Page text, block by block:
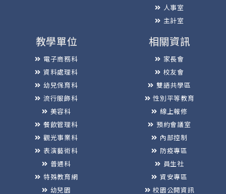
人事室
主計室
教學單位
電子商務科
資料處理科
幼兒保育科
流行服飾科
美容科
餐飲管理科
觀光事業科
表演藝術科
普通科
特殊教育網
幼兒園
相關資訊
家長會
校友會
雙語共學區
性別平等教育
線上報修
預約會議室
內部控制
防疫專區
員生社
資安專區
校園公開資訊